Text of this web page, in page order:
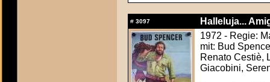
# 3097
Halleluja...
1972 - Regie:
mit: Bud
Renato Cestiè,
Giacobini,